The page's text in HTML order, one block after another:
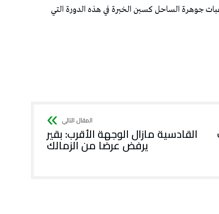
جوهرة الساحل كسبن الخبرة في هذه الدورة التي
القادسية مازال الوجهة الأقرب: بقير
يرفض عرضا من الزمالك